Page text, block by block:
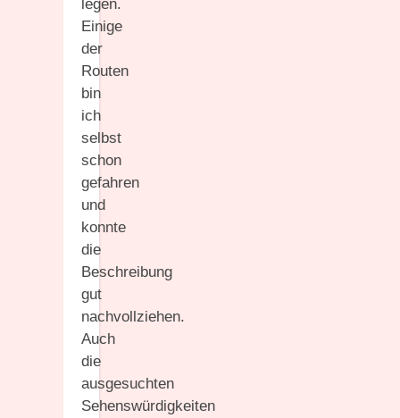
legen.
Einige
der
Routen
bin
ich
selbst
schon
gefahren
und
konnte
die
Beschreibung
gut
nachvollziehen.
Auch
die
ausgesuchten
Sehenswürdigkeiten